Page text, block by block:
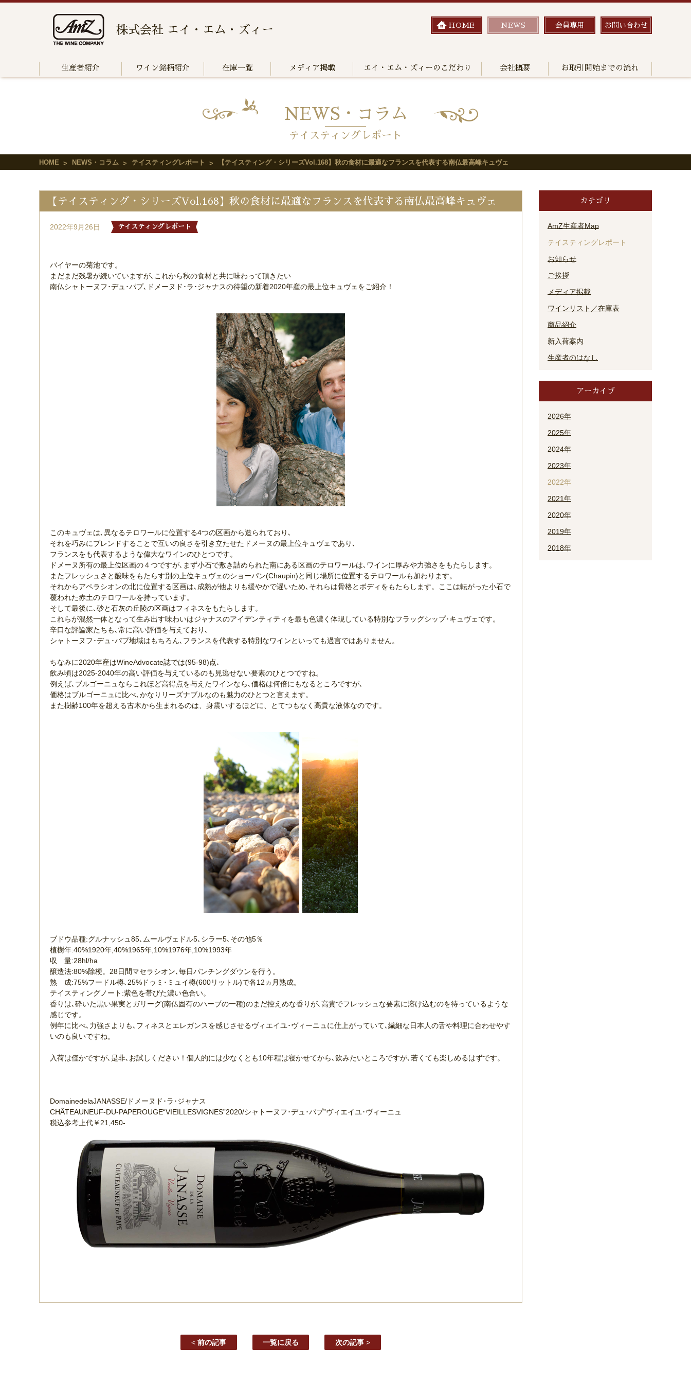
株式会社 エイ・エム・ズィー HOME NEWS 会員専用 お問い合わせ
生産者紹介 ワイン銘柄紹介 在庫一覧 メディア掲載 エイ・エム・ズィーのこだわり 会社概要 お取引開始までの流れ
NEWS・コラム
テイスティングレポート
HOME NEWS・コラム テイスティングレポート 【テイスティング・シリーズVol.168】秋の食材に最適なフランスを代表する南仏最高峰キュヴェ
【テイスティング・シリーズVol.168】秋の食材に最適なフランスを代表する南仏最高峰キュヴェ
2022年9月26日 テイスティングレポート
バイヤーの菊池です。
まだまだ残暑が続いていますが､これから秋の食材と共に味わって頂きたい
南仏シャトーヌフ･デュ･パプ､ドメーヌド･ラ･ジャナスの待望の新着2020年産の最上位キュヴェをご紹介！
このキュヴェは､異なるテロワールに位置する4つの区画から造られており､
それを巧みにブレンドすることで互いの良さを引き立たせたドメーヌの最上位キュヴェであり､
フランスをも代表するような偉大なワインのひとつです。
ドメーヌ所有の最上位区画の４つですが､まず小石で敷き詰められた南にある区画のテロワールは､ワインに厚みや力強さをもたらします。
またフレッシュさと酸味をもたらす別の上位キュヴェのショーパン(Chaupin)と同じ場所に位置するテロワールも加わります。
それからアペラシオンの北に位置する区画は､成熟が他よりも緩やかで遅いため､それらは骨格とボディをもたらします。ここは転がった小石で
覆われた赤土のテロワールを持っています。
そして最後に､砂と石灰の丘陵の区画はフィネスをもたらします。
これらが混然一体となって生み出す味わいはジャナスのアイデンティティを最も色濃く体現している特別なフラッグシップ･キュヴェです。
辛口な評論家たちも､常に高い評価を与えており､
シャトーヌフ･デュ･パプ地域はもちろん､フランスを代表する特別なワインといっても過言ではありません。
ちなみに2020年産はWineAdvocate誌では(95-98)点､
飲み頃は2025-2040年の高い評価を与えているのも見逃せない要素のひとつですね。
例えば､ブルゴーニュならこれほど高得点を与えたワインなら､価格は何倍にもなるところですが､
価格はブルゴーニュに比べ､かなりリーズナブルなのも魅力のひとつと言えます。
また樹齢100年を超える古木から生まれるのは、身震いするほどに、とてつもなく高貴な液体なのです。
ブドウ品種:グルナッシュ85､ムールヴェドル5､シラー5､その他5％
植樹年:40%1920年,40%1965年,10%1976年,10%1993年
収 量:28hl/ha
醸造法:80%除梗。28日間マセラシオン､毎日パンチングダウンを行う。
熟 成:75%フードル樽､25%ドゥミ･ミュイ樽(600リットル)で各12ヵ月熟成。
テイスティングノート:紫色を帯びた濃い色合い。
香りは､砕いた黒い果実とガリーグ(南仏固有のハーブの一種)のまだ控えめな香りが､高貴でフレッシュな要素に溶け込むのを待っているような
感じです。
例年に比べ､力強さよりも､フィネスとエレガンスを感じさせるヴィエイユ･ヴィーニュに仕上がっていて､繊細な日本人の舌や料理に合わせやす
いのも良いですね。
入荷は僅かですが､是非､お試しください！個人的には少なくとも10年程は寝かせてから､飲みたいところですが､若くても楽しめるはずです。
DomainedelaJANASSE/ドメーヌド･ラ･ジャナス
CHÂTEAUNEUF-DU-PAPEROUGE“VIEILLESVIGNES”2020/シャトーヌフ･デュ･パプ”ヴィエイユ･ヴィーニュ
税込参考上代￥21,450-
< 前の記事 一覧に戻る 次の記事 >
カテゴリ
AmZ生産者Map
テイスティングレポート
お知らせ
ご挨拶
メディア掲載
ワインリスト／在庫表
商品紹介
新入荷案内
生産者のはなし
アーカイブ
2026年
2025年
2024年
2023年
2022年
2021年
2020年
2019年
2018年